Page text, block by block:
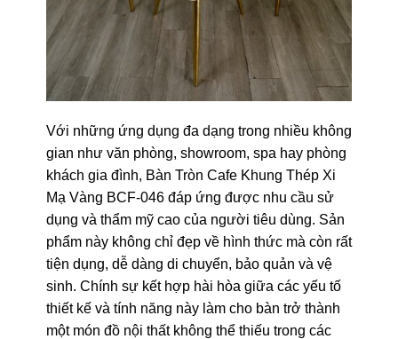
Với những ứng dụng đa dạng trong nhiều không
gian như văn phòng, showroom, spa hay phòng
khách gia đình, Bàn Tròn Cafe Khung Thép Xi
Mạ Vàng BCF-046 đáp ứng được nhu cầu sử
dụng và thẩm mỹ cao của người tiêu dùng. Sản
phẩm này không chỉ đẹp về hình thức mà còn rất
tiện dụng, dễ dàng di chuyển, bảo quản và vệ
sinh. Chính sự kết hợp hài hòa giữa các yếu tố
thiết kế và tính năng này làm cho bàn trở thành
một món đồ nội thất không thể thiếu trong các